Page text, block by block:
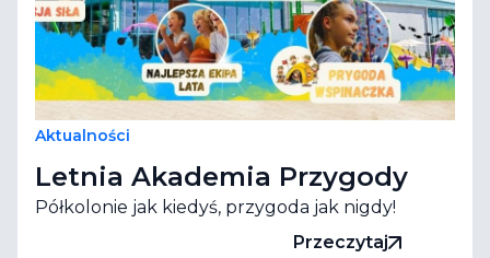
Aktualności
Letnia Akademia Przygody
Półkolonie jak kiedyś, przygoda jak nigdy!
Przeczytaj